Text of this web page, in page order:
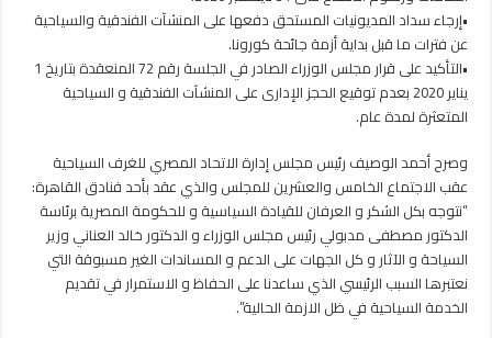
•إرجاء سداد المديونيات المستحق دفعها على المنشآت الفندقية والسياحية
عن فترات ما قبل بداية أزمة جائحة كورونا.
•التأكيد على قرار مجلس الوزراء الصادر في الجلسة رقم 72 المنعقدة بتاريخ 1
يناير 2020 بعدم توقيع الحجز الإدارى على المنشآت الفندقية و السياحية
المتعثرة لمدة عام.
وصرح أحمد الوصيف رئيس مجلس إدارة الاتحاد المصري للغرف السياحية
عقب الاجتماع الخامس والعشرين للمجلس والذي عقد بأحد فنادق القاهرة:
“نتوجه بكل الشكر و العرفان للقيادة السياسية و للحكومة المصرية برئاسة
الدكتور مصطفى مدبولي رئيس مجلس الوزراء و الدكتور خالد العناني وزير
السياحة و الآثار و كل الجهات على الدعم و المساندات الغير مسبوقة التي
نعتبرها السبب الرئيسي الذي ساعدنا على الحفاظ و الاستمرار في تقديم
الخدمة السياحية في ظل الازمة الحالية”.